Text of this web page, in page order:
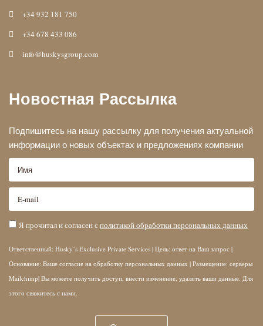
+34 932 181 750
+34 678 433 086
info@huskysgroup.com
Новостная Рассылка
Подпишитесь на нашу рассылку для получения актуальной
информации о новых объектах и предложениях компании
Я прочитал и согласен сполитикой обработки персональных данных
Ответственный: Husky´s Exclusive Private Services | Цель: ответ на Ваш запрос |
Основание: Ваше согласие на обработку персональных данных | Размещение: серверы
Mailchimp| Вы можете получить доступ, внести изменение, удалить ваши данные. Для
этого свяжитесь с нами.